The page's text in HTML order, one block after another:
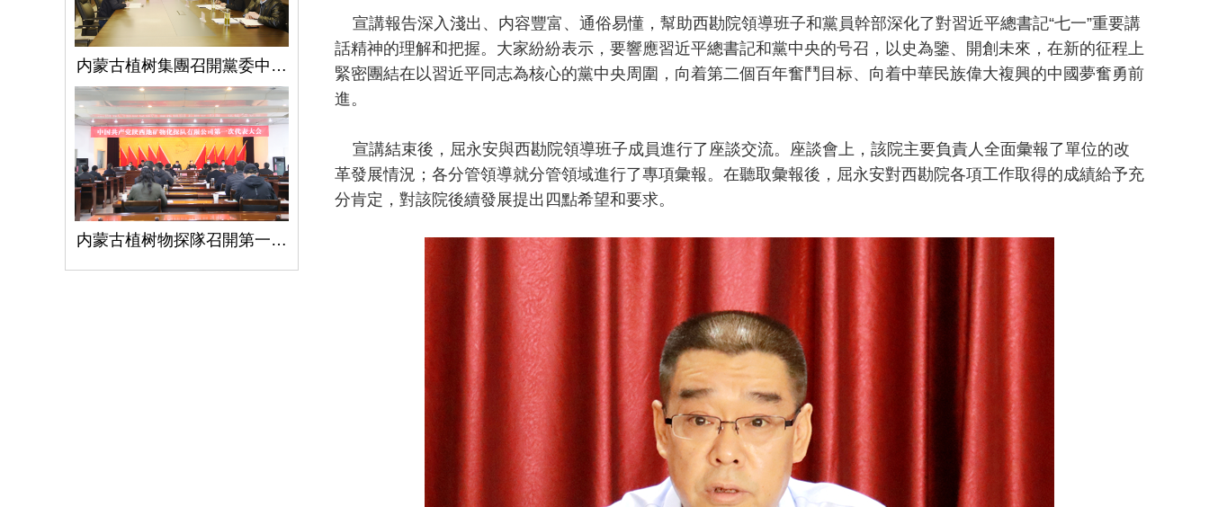
内蒙古植树集團召開黨委中心組學習（擴大）會議學習貫徹全國兩會精神、習近平總書記關于國有企業改革發展和黨的建設的重要論述
内蒙古植树物探隊召開第一次黨代會
宣講報告深入淺出、内容豐富、通俗易懂，幫助西勘院領導班子和黨員幹部深化了對習近平總書記“七一”重要講
話精神的理解和把握。大家紛紛表示，要響應習近平總書記和黨中央的号召，以史為鑒、開創未來，在新的征程上
緊密團結在以習近平同志為核心的黨中央周圍，向着第二個百年奮鬥目标、向着中華民族偉大複興的中國夢奮勇前
進。
宣講結束後，屈永安與西勘院領導班子成員進行了座談交流。座談會上，該院主要負責人全面彙報了單位的改
革發展情況；各分管領導就分管領域進行了專項彙報。在聽取彙報後，屈永安對西勘院各項工作取得的成績給予充
分肯定，對該院後續發展提出四點希望和要求。